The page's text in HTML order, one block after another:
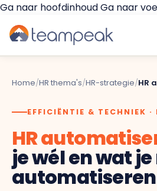
Ga naar hoofdinhoudGa naar
Platform
GESPREKKEN & FEEDBACK
Gesprekscyclus
Implementatie
Resources
Home/HR thema's/HR-strategie/HR
EFFICIËNTIE & TECHNIEK
HR
je wél en wat
automatiseren